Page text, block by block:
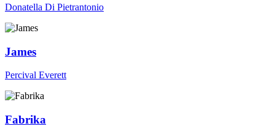
Donatella Di Pietrantonio
James
Percival Everett
Fabrika